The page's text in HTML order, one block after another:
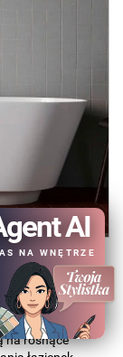
na rosnące
AI
NA WNĘTRZE